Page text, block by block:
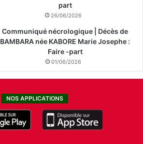
part
26/06/2026
Communiqué nécrologique | Décès de
BAMBARA née KABORE Marie Josephe :
Faire -part
01/06/2026
NOS APPLICATIONS